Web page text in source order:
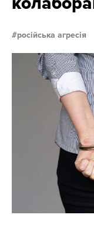
російська агресія